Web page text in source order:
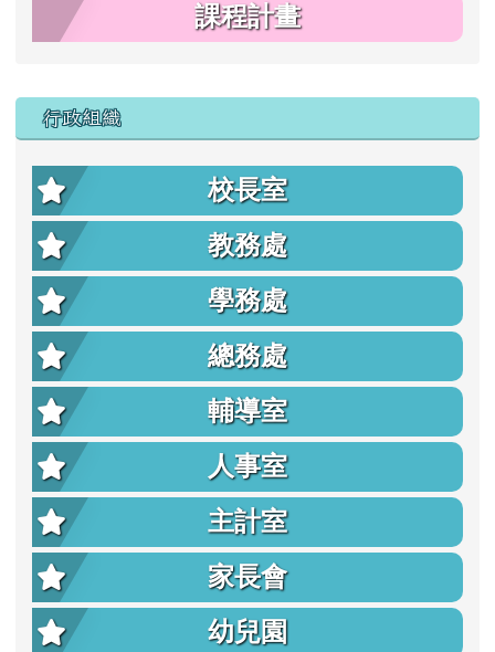
課程計畫
行政組織
校長室
教務處
學務處
總務處
輔導室
人事室
主計室
家長會
幼兒園